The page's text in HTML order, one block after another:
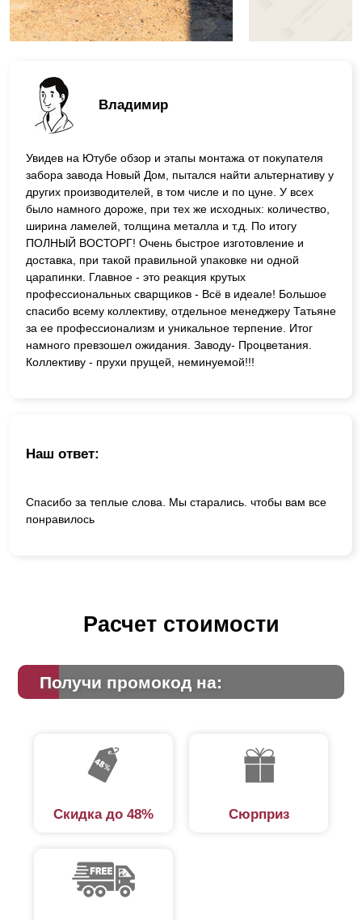
Владимир
Увидев на Ютубе обзор и этапы монтажа от покупателя
забора завода Новый Дом, пытался найти альтернативу у
других производителей, в том числе и по цуне. У всех
было намного дороже, при тех же исходных: количество,
ширина ламелей, толщина металла и т.д. По итогу
ПОЛНЫЙ ВОСТОРГ! Очень быстрое изготовление и
доставка, при такой правильной упаковке ни одной
царапинки. Главное - это реакция крутых
профессиональных сварщиков - Всё в идеале! Большое
спасибо всему коллективу, отдельное менеджеру Татьяне
за ее профессионализм и уникальное терпение. Итог
намного превзошел ожидания. Заводу- Процветания.
Коллективу - прухи прущей, неминуемой!!!
Наш ответ:
Спасибо за теплые слова. Мы старались. чтобы вам все
понравилось
Расчет стоимости
Получи промокод на:
Скидка до 48% Сюрприз